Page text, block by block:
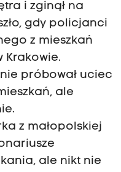
i zginął na
gdy policjanci
z mieszkań
Krakowie.
próbował uciec
ale
z małopolskiej
ale nikt nie